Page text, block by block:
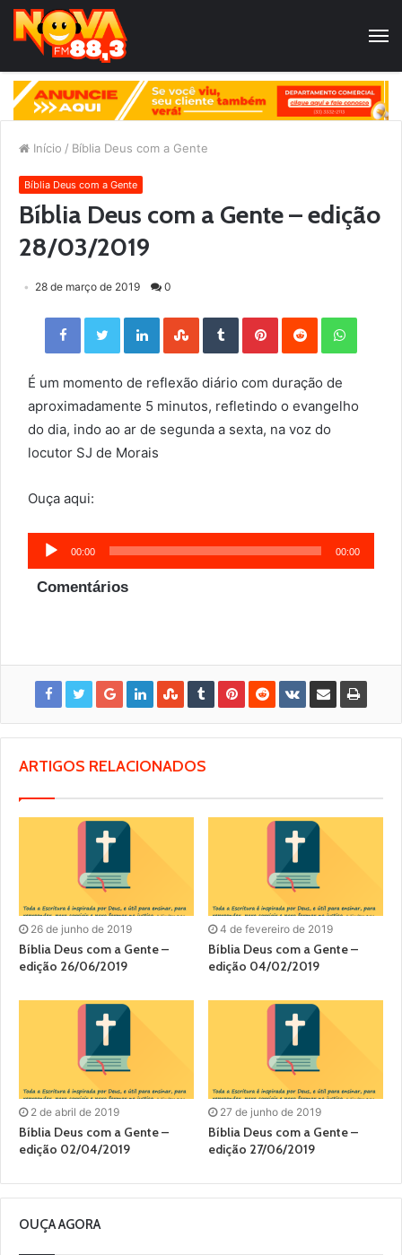
Início / Bíblia Deus com a Gente
Bíblia Deus com a Gente
Bíblia Deus com a Gente – edição
28/03/2019
28 de março de 2019 0
Facebook Twitter LinkedIn StumbleUpon Tumblr Pinterest Reddit
É um momento de reflexão diário com duração de
aproximadamente 5 minutos, refletindo o evangelho
do dia, indo ao ar de segunda a sexta, na voz do
locutor SJ de Morais
Ouça aqui:
Tocador
de
áudio
00:00 00:00
Comentários
ARTIGOS RELACIONADOS
26 de junho de 2019
Bíblia Deus com a Gente –
edição 26/06/2019
4 de fevereiro de 2019
Bíblia Deus com a Gente –
edição 04/02/2019
2 de abril de 2019
Bíblia Deus com a Gente –
edição 02/04/2019
27 de junho de 2019
Bíblia Deus com a Gente –
edição 27/06/2019
OUÇA AGORA